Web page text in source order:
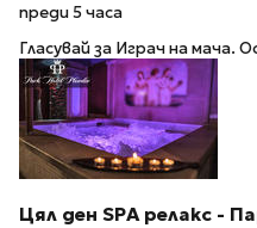
преди 5 часа
Гласувай за Играч на мача.
Цял ден SPA релакс -